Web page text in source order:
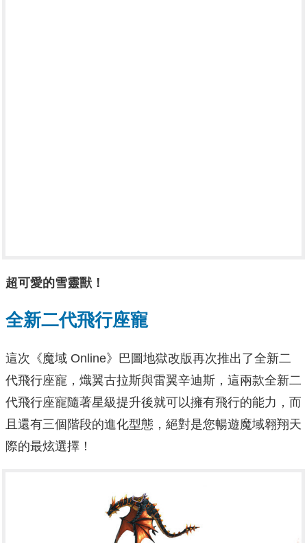
超可愛的雪靈獸！
全新二代飛行座寵
這次《魔域 Online》巴圖地獄改版再次推出了全新二
代飛行座寵，熾翼古拉斯與雷翼辛迪斯，這兩款全新二
代飛行座寵隨著星級提升後就可以擁有飛行的能力，而
且還有三個階段的進化型態，絕對是您暢遊魔域翱翔天
際的最炫選擇！